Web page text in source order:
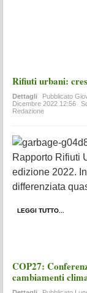
Rifiuti urbani:
Dettagli Pubblicato
Dicembre 2022 12:56
Redazione
Rapporto Rifiuti
edizione 2022.
differenziata
LEGGI TUTTO...
COP27:
cambiamenti